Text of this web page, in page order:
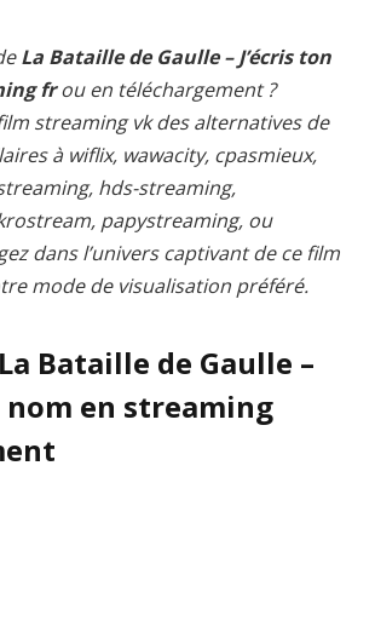
La Bataille de Gaulle – J’écris ton
frou en téléchargement ?
streaming vk des alternatives de
à wiflix, wawacity, cpasmieux,
hds-streaming,
papystreaming, ou
dans l’univers captivant de ce film
mode de visualisation préféré.
Bataille de Gaulle –
nom en streaming